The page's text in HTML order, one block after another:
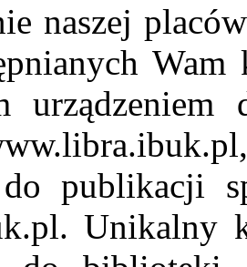
naszej
Wam
publikacji
Unikalny